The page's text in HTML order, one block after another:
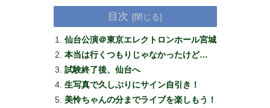
目次
仙台公演＠東京エレクトロンホール宮城
本当は行くつもりじゃなかったけど…
試験終了後、仙台へ
生写真で久しぶりにサイン自引き！
美怜ちゃんの分までライブを楽しもう！